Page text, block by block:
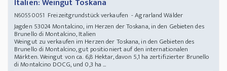
Italien: Weingut Toskana
N60550051 Freizeitgrundstück verkaufen - Agrarland Wälder
Jagden 53024 Montalcino, im Herzen der Toskana, in den Gebieten des
Brunello di Montalcino, Italien
Weingut zu verkaufen im Herzen der Toskana, in den Gebieten des
Brunello di Montalcino, gut positioniert auf den internationalen
Märkten. Weingut von ca. 6,8 Hektar, davon 5,1 ha zertifizierter Brunello
di Montalcino DOCG, und 0,3 ha ...